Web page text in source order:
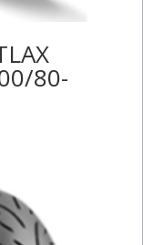
80-